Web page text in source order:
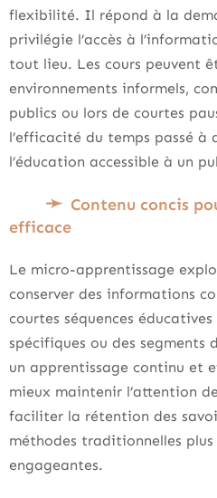
flexibilité. Il répond à la
privilégie l’accès à
tout lieu. Les cours peuvent
environnements informels,
publics ou lors de courtes
l’efficacité du temps passé à
l’éducation accessible à un
Contenu concis
efficace
Le micro-apprentissage
conserver des informations
courtes séquences
spécifiques ou des segments
un apprentissage continu et
mieux maintenir l’attention
faciliter la rétention des
méthodes traditionnelles plus
engageantes.